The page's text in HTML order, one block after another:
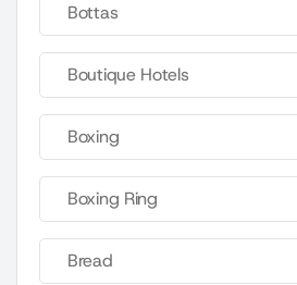
Bottas
Boutique Hotels
Boxing
Boxing Ring
Bread